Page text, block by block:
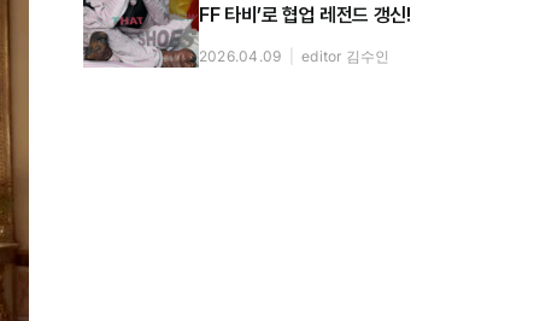
FF 타비’로 협업 레전드 갱신!
2026.04.09 editor 김수인